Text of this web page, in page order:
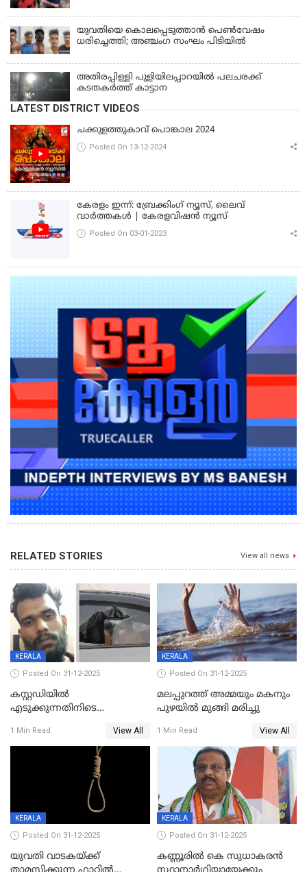
ഫ്രീസര്‍ സംവിധാനം ഇല്ലാതെയെന്നും ആരോപണം
യുവതിയെ കൊലപ്പെടുത്താൻ പെൺവേഷം
ധരിച്ചെത്തി; അഞ്ചംഗ സംഘം പിടിയിൽ
അതിരപ്പിള്ളി പുളിയിലപ്പാറയിൽ പലചരക്ക്
കടതകർത്ത് കാട്ടാന
LATEST DISTRICT VIDEOS
ചക്കുളത്തുകാവ് പൊങ്കാല 2024
Posted On 13-12-2024
കേരളം ഇന്ന്: ബ്രേക്കിംഗ് ന്യൂസ്, ലൈവ്
വാർത്തകൾ | കേരളവിഷൻ ന്യൂസ്
Posted On 03-01-2023
RELATED STORIES View all news
KERALA
Posted On 31-12-2025
കസ്റ്റഡിയിൽ
എടുക്കുന്നതിനിടെ
വധശ്രമക്കേസ് പ്രതി പിടിയിൽ
1 Min Read View All
KERALA
Posted On 31-12-2025
മലപ്പുറത്ത് അമ്മയും മകനും
പുഴയിൽ മുങ്ങി മരിച്ചു
1 Min Read View All
KERALA
Posted On 31-12-2025
യുവതി വാടകയ്ക്ക്
KERALA
Posted On 31-12-2025
കണ്ണൂരിൽ കെ സുധാകരൻ